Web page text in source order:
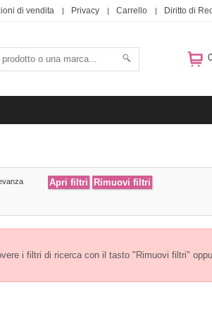
di vendita Privacy Carrello Diritto di
i filtri di ricerca con il tasto "Rimuovi filtri"